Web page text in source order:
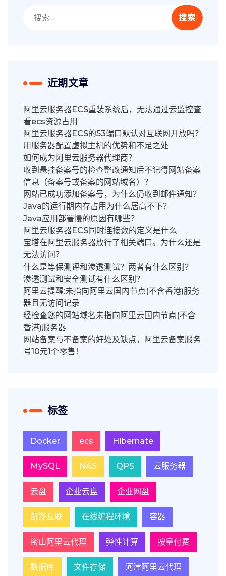
索：
近期文章
阿里云服务器ECS重装系统后，无法通过云监控查
看ecs资源占用
阿里云服务器ECS的53端口默认对互联网开放吗？
用服务器配置虚拟主机的优势和不足之处
如何成为阿里云服务器代理商？
收到悬挂备案号的检查整改通知后不记得网站备案
信息（备案号或备案的网站域名）？
网站已成功添加备案号，为什么仍收到邮件通知？
Java的运行期内存占用为什么居高不下？
Java应用部署慢的原因有哪些？
阿里云服务器ECS同时连接数的定义是什么
宝塔在阿里云服务器放行了相关端口。为什么还是
无法访问？
什么是等保测评和渗透测试？两者有什么区别？
渗透测试和安全测试有什么区别？
阿里云提醒:未指向阿里云国内节点(不含香港)服务
器且无访问记录
经检查您的网站域名未指向阿里云国内节点(不含
香港)服务器
网站备案与不备案的好处及缺点，阿里云备案服务
号10元1个零售！
标签
Docker ecs Hibernate
MySQL NAS QPS 云服务器
云盘 企业云盘 企业网盘
凯铧互联 在线编程环境 容器
密山阿里云代理 弹性计算 按量付费
数据库 文件存储 河津阿里云代理